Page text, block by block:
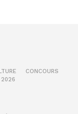
CONCOURS
2026